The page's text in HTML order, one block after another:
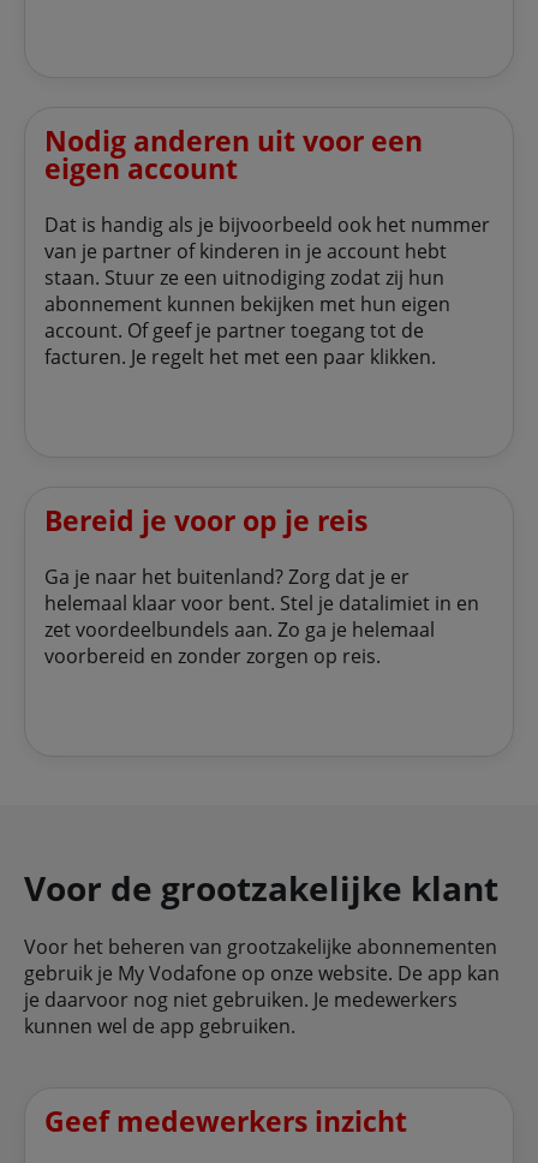
Nodig anderen uit voor een
eigen account
Dat is handig als je bijvoorbeeld ook het nummer
van je partner of kinderen in je account hebt
staan. Stuur ze een uitnodiging zodat zij hun
abonnement kunnen bekijken met hun eigen
account. Of geef je partner toegang tot de
facturen. Je regelt het met een paar klikken.
Bereid je voor op je reis
Ga je naar het buitenland? Zorg dat je er
helemaal klaar voor bent. Stel je datalimiet in en
zet voordeelbundels aan. Zo ga je helemaal
voorbereid en zonder zorgen op reis.
Voor de grootzakelijke klant
Voor het beheren van grootzakelijke abonnementen
gebruik je My Vodafone op onze website. De app kan
je daarvoor nog niet gebruiken. Je medewerkers
kunnen wel de app gebruiken.
Geef medewerkers inzicht